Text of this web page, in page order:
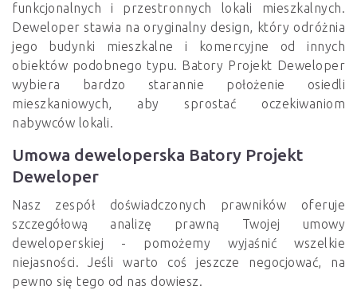
funkcjonalnych i przestronnych lokali mieszkalnych.
Deweloper stawia na oryginalny design, który odróżnia
jego budynki mieszkalne i komercyjne od innych
obiektów podobnego typu. Batory Projekt Deweloper
wybiera bardzo starannie położenie osiedli
mieszkaniowych, aby sprostać oczekiwaniom
nabywców lokali.
Umowa deweloperska Batory Projekt
Deweloper
Nasz zespół doświadczonych prawników oferuje
szczegółową analizę prawną Twojej umowy
deweloperskiej - pomożemy wyjaśnić wszelkie
niejasności. Jeśli warto coś jeszcze negocjować, na
pewno się tego od nas dowiesz.